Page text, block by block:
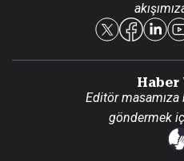
Reklam Ver
Haber
Editör
göndermek